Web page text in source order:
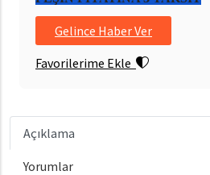
Gelince Haber Ver
Favorilerime Ekle
Açıklama
Yorumlar